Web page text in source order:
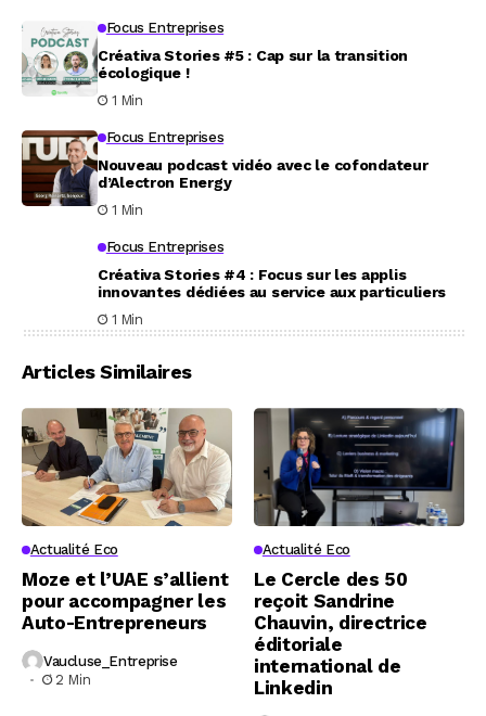
Focus Entreprises
Créativa Stories #5 : Cap sur la transition
écologique !
1 Min
Focus Entreprises
Nouveau podcast vidéo avec le cofondateur
d’Alectron Energy
1 Min
Focus Entreprises
Créativa Stories #4 : Focus sur les applis
innovantes dédiées au service aux particuliers
1 Min
Articles Similaires
Actualité Eco
Moze et l’UAE s’allient
pour accompagner les
Auto-Entrepreneurs
Vaucluse_Entreprise
2 Min
Actualité Eco
Le Cercle des 50
reçoit Sandrine
Chauvin, directrice
éditoriale
international de
Linkedin